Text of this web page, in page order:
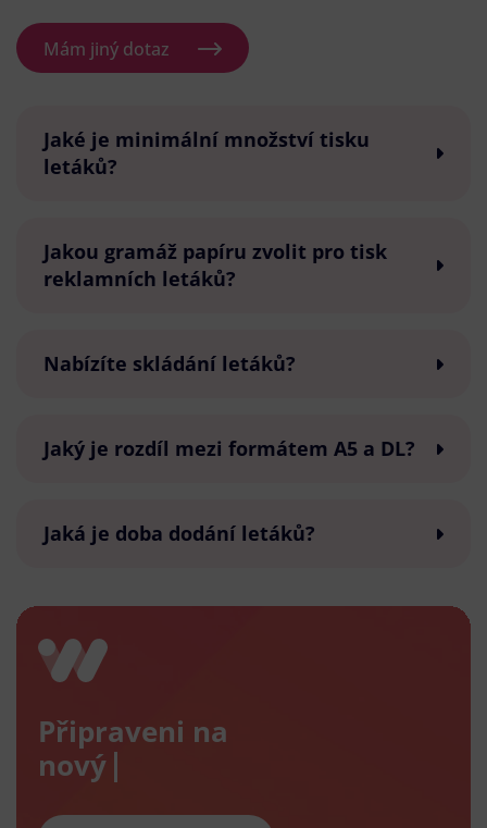
Mám jiný dotaz
Jaké je minimální množství tisku
letáků?
Jakou gramáž papíru zvolit pro tisk
reklamních letáků?
Nabízíte skládání letáků?
Jaký je rozdíl mezi formátem A5 a DL?
Jaká je doba dodání letáků?
Připraveni na
nový e-sho